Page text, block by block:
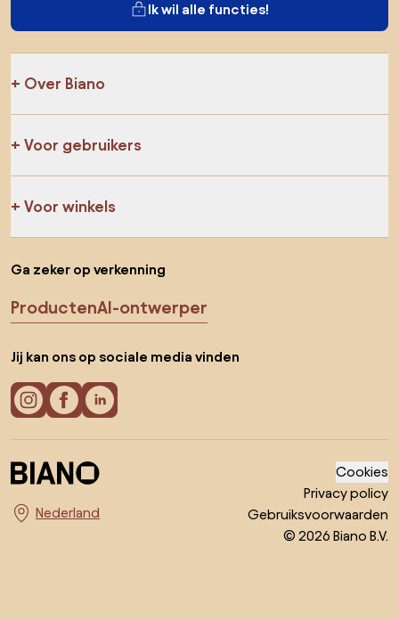
Ik wil alle functies!
Over Biano
Voor gebruikers
Voor winkels
Ga zeker op verkenning
ProductenAI-ontwerper
Jij kan ons op sociale media vinden
Kies land
Cookies
Privacy policy
Gebruiksvoorwaarden
© 2026 Biano B.V.